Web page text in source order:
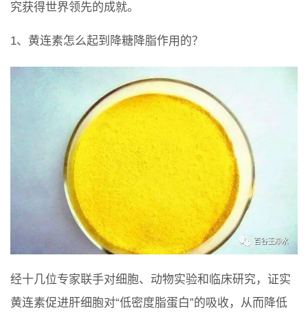
究获得世界领先的成就。
1、黄连素怎么起到降糖降脂作用的？
经十几位专家联手对细胞、动物实验和临床研究，证实
黄连素促进肝细胞对“低密度脂蛋白”的吸收，从而降低